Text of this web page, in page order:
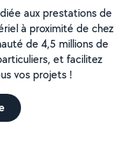
aux prestations de
à proximité de chez
de 4,5 millions de
et facilitez
vos projets !